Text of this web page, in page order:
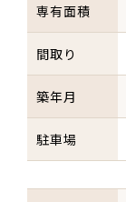
専有面積
間取り
築年月
駐車場